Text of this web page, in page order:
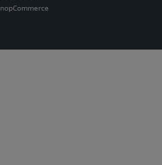
nopCommerce